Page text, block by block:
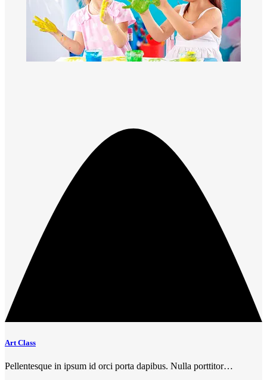
Art Class
Pellentesque in ipsum id orci porta dapibus. Nulla porttitor…